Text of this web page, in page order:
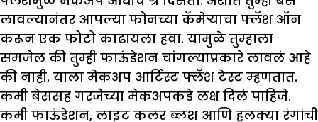
लावल्यानंतर आपल्या फोनच्या कॅमेऱ्याचा फ्लॅश ऑन
करून एक फोटो काढायला हवा. यामुळे तुम्हाला
समजेल की तुम्ही फाऊंडेशन चांगल्याप्रकारे लावलं आहे
की नाही. याला मेकअप आर्टिस्ट फ्लॅश टेस्ट म्हणतात.
कमी बेससह गरजेच्या मेकअपकडे लक्ष दिलं पाहिजे.
कमी फाऊंडेशन, लाइट कलर ब्लश आणि हलक्या रंगांची